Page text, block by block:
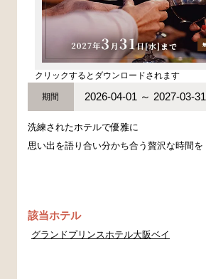
クリックするとダウンロードされます
期間 2026-04-01 ～ 2027-03-31
洗練されたホテルで優雅に
思い出を語り合い分かち合う贅沢な時間を
該当ホテル
グランドプリンスホテル大阪ベイ